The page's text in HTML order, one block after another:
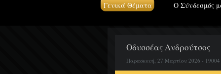
Γενικά Θέματα Ο Σύνδεσμός
Οδυσσέας Ανδρούτσος
Παρασκευή, 27 Μαρτίου 2026 - 19004